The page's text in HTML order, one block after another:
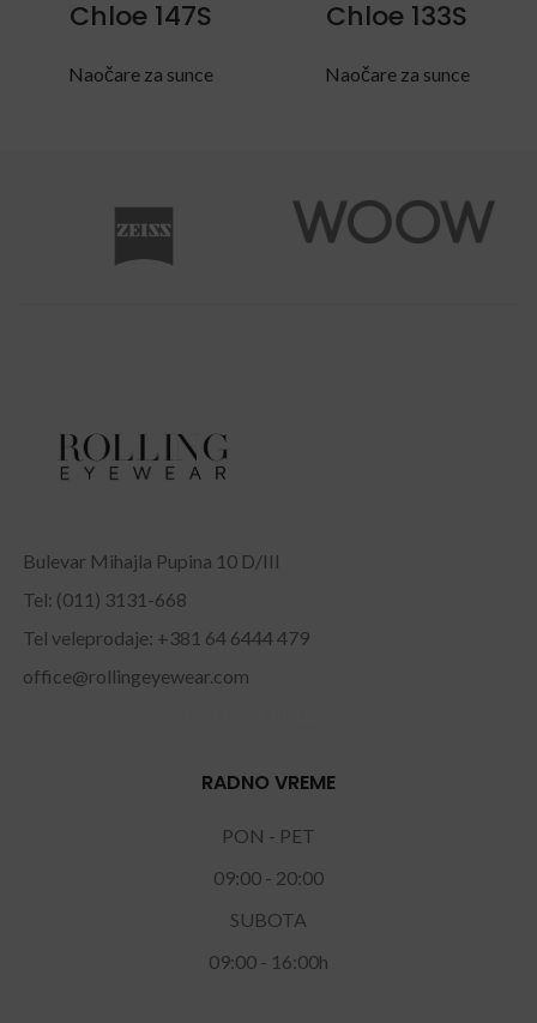
Chloe 147S
Naočare za sunce
Chloe 133S
Naočare za sunce
Bulevar Mihajla Pupina 10 D/III
Tel: (011) 3131-668
Tel veleprodaje: +381 64 6444 479
office@rollingeyewear.com
RADNO VREME
PON - PET
09:00 - 20:00
SUBOTA
09:00 - 16:00h